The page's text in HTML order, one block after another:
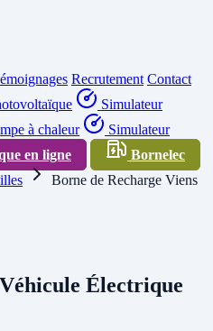
Recrutement Contact
Simulateur
à chaleur
Simulateur
en ligne
Bornelec
Borne de Recharge Viens
Électrique